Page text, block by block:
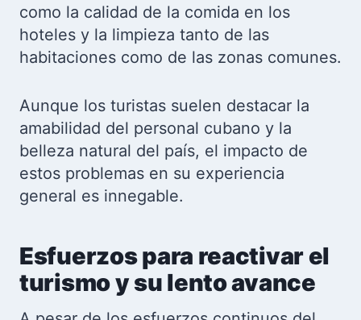
como la calidad de la comida en los
hoteles y la limpieza tanto de las
habitaciones como de las zonas comunes.
Aunque los turistas suelen destacar la
amabilidad del personal cubano y la
belleza natural del país, el impacto de
estos problemas en su experiencia
general es innegable.
Esfuerzos para reactivar el
turismo y su lento avance